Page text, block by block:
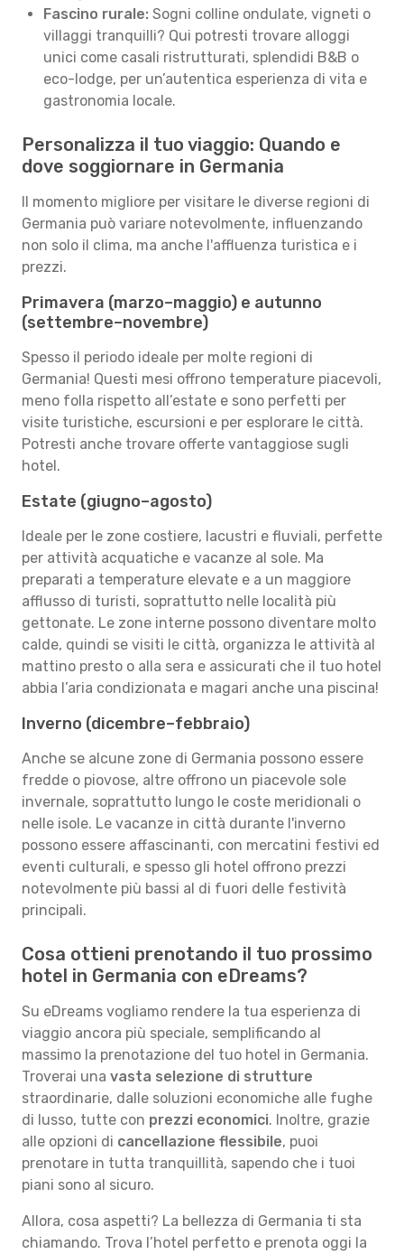
Fascino rurale: Sogni colline ondulate, vigneti o
villaggi tranquilli? Qui potresti trovare alloggi
unici come casali ristrutturati, splendidi B&B o
eco-lodge, per un’autentica esperienza di vita e
gastronomia locale.
Personalizza il tuo viaggio: Quando e
dove soggiornare in Germania
Il momento migliore per visitare le diverse regioni di
Germania può variare notevolmente, influenzando
non solo il clima, ma anche l'affluenza turistica e i
prezzi.
Primavera (marzo–maggio) e autunno
(settembre–novembre)
Spesso il periodo ideale per molte regioni di
Germania! Questi mesi offrono temperature piacevoli,
meno folla rispetto all’estate e sono perfetti per
visite turistiche, escursioni e per esplorare le città.
Potresti anche trovare offerte vantaggiose sugli
hotel.
Estate (giugno–agosto)
Ideale per le zone costiere, lacustri e fluviali, perfette
per attività acquatiche e vacanze al sole. Ma
preparati a temperature elevate e a un maggiore
afflusso di turisti, soprattutto nelle località più
gettonate. Le zone interne possono diventare molto
calde, quindi se visiti le città, organizza le attività al
mattino presto o alla sera e assicurati che il tuo hotel
abbia l’aria condizionata e magari anche una piscina!
Inverno (dicembre–febbraio)
Anche se alcune zone di Germania possono essere
fredde o piovose, altre offrono un piacevole sole
invernale, soprattutto lungo le coste meridionali o
nelle isole. Le vacanze in città durante l'inverno
possono essere affascinanti, con mercatini festivi ed
eventi culturali, e spesso gli hotel offrono prezzi
notevolmente più bassi al di fuori delle festività
principali.
Cosa ottieni prenotando il tuo prossimo
hotel in Germania con eDreams?
Su eDreams vogliamo rendere la tua esperienza di
viaggio ancora più speciale, semplificando al
massimo la prenotazione del tuo hotel in Germania.
Troverai una vasta selezione di strutture
straordinarie, dalle soluzioni economiche alle fughe
di lusso, tutte con prezzi economici. Inoltre, grazie
alle opzioni di cancellazione flessibile, puoi
prenotare in tutta tranquillità, sapendo che i tuoi
piani sono al sicuro.
Allora, cosa aspetti? La bellezza di Germania ti sta
chiamando. Trova l’hotel perfetto e prenota oggi la